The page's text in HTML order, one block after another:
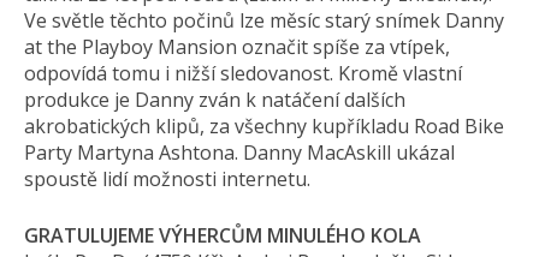
Ve světle těchto počinů lze měsíc starý snímek Danny
at the Playboy Mansion označit spíše za vtípek,
odpovídá tomu i nižší sledovanost. Kromě vlastní
produkce je Danny zván k natáčení dalších
akrobatických klipů, za všechny kupříkladu Road Bike
Party Martyna Ashtona. Danny MacAskill ukázal
spoustě lidí možnosti internetu.
GRATULUJEME VÝHERCŮM MINULÉHO KOLA